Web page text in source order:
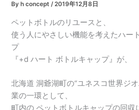
By h concept/2019年12月8日
ペットボトルのリユースと、
使う人にやさしい機能を考えたハー
プ
『+d ハート ボトルキャップ』が、
北海道 洞爺湖町の“ユネスコ世界ジ
業の一環として、
町内の ペットボトルキャップの回収